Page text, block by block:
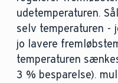
udetemperaturen.
selv temperaturen -
jo lavere
temperaturen
3 % besparelse).